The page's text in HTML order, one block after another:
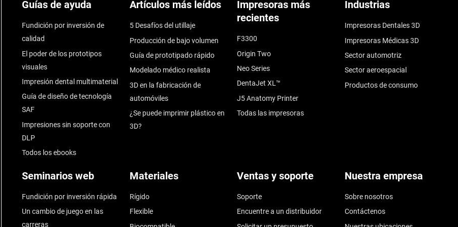
Guías de ayuda
Fundición por inversión de
calidad
El poder de los prototipos
visuales
Impresión dental multimaterial
Guía de diseño de tecnología
SAF
Impresiones sin soporte con
DLP
Todos los ebooks
Artículos más leídos
5 Desafíos del utillaje
Producción de bajo volumen
Guía de prototipado rápido
Modelado médico realista
3D en la fabricación de
automóviles
¿Se puede imprimir plástico en
3D?
Impresoras más
recientes
F3300
Origin Two
Neo Series
DentaJet XL™
J5 Anatomy Printer
Todas las impresoras
Industrias
Impresoras Dentales 3D
Impresoras Médicas 3D
Sector automotriz
Sector aeroespacial
Productos de consumo
Seminarios web
Fundición por inversión rápida
Un cambio de juego en las
carreras
Materiales
Rígido
Flexible
Ventas y soporte
Soporte
Encuentre a un distribuidor
Nuestra empresa
Sobre nosotros
Contáctenos